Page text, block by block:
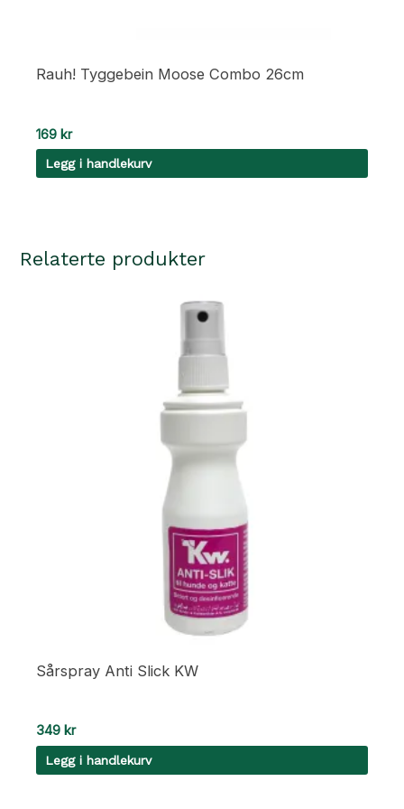
Rauh! Tyggebein Moose Combo 26cm
169 kr
Legg i handlekurv
Relaterte produkter
Sårspray Anti Slick KW
349 kr
Legg i handlekurv